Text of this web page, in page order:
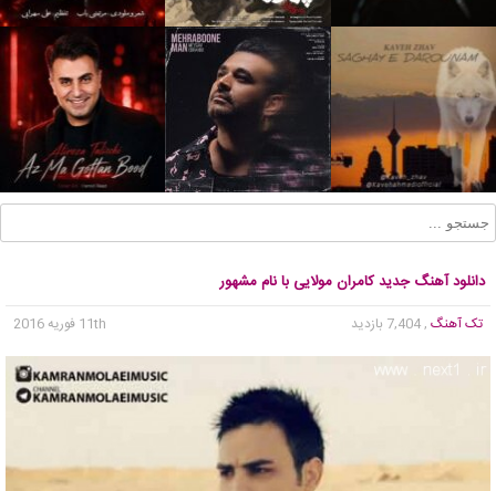
دانلود آهنگ جدید کامران مولایی با نام مشهور
تک آهنگ , 7,404 بازدید 11th فوریه 2016